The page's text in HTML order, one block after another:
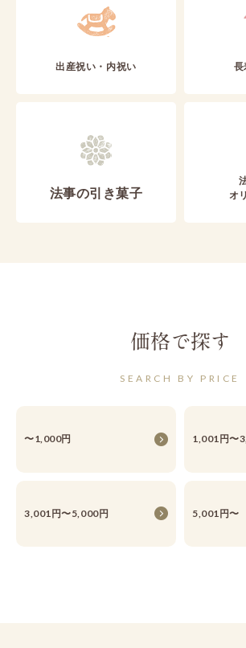
出産祝い・内祝い 長
法事の引き菓子
オ
価格で探す
SEARCH BY PRICE
〜1,000円 1,001円〜
3,001円〜5,000円 5,001円〜